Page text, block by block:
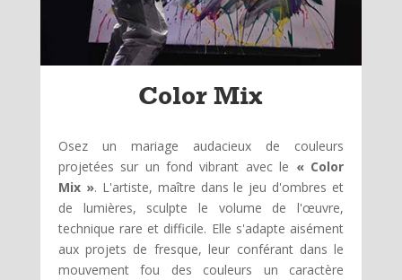
Color Mix
Osez un mariage audacieux de couleurs
projetées sur un fond vibrant avec le « Color
Mix ». L'artiste, maître dans le jeu d'ombres et
de lumières, sculpte le volume de l'œuvre,
technique rare et difficile. Elle s'adapte aisément
aux projets de fresque, leur conférant dans le
mouvement fou des couleurs un caractère